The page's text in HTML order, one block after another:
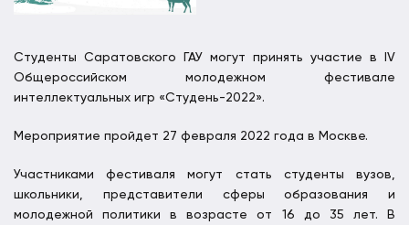
Студенты Саратовского ГАУ могут принять участие в IV
Общероссийском молодежном фестивале
интеллектуальных игр «Студень-2022».
Мероприятие пройдет 27 февраля 2022 года в Москве.
Участниками фестиваля могут стать студенты вузов,
школьники, представители сферы образования и
молодежной политики в возрасте от 16 до 35 лет. В